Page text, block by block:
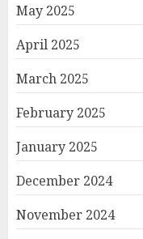
May 2025
April 2025
March 2025
February 2025
January 2025
December 2024
November 2024